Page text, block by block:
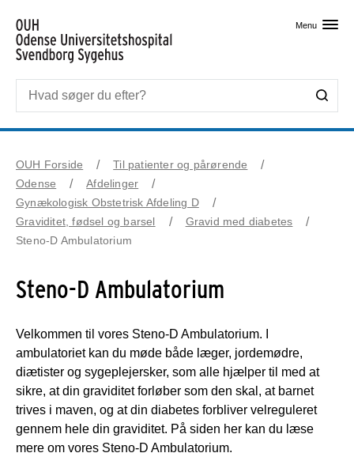
Menu
OUH Forside
Til patienter og pårørende
Odense
Afdelinger
Gynækologisk Obstetrisk Afdeling D
Graviditet, fødsel og barsel
Gravid med diabetes
Steno-D Ambulatorium
Steno-D Ambulatorium
Velkommen til vores Steno-D Ambulatorium. I
ambulatoriet kan du møde både læger, jordemødre,
diætister og sygeplejersker, som alle hjælper til med at
sikre, at din graviditet forløber som den skal, at barnet
trives i maven, og at din diabetes forbliver velreguleret
gennem hele din graviditet. På siden her kan du læse
mere om vores Steno-D Ambulatorium.